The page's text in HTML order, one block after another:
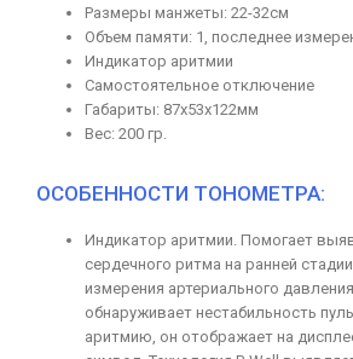
Размеры манжеты: 22-32см
Объем памяти: 1, последнее
Индикатор аритмии
Самостоятельное отключение
Габариты: 87х53х122мм
Вес: 200 гр.
ОСОБЕННОСТИ ТОНОМЕТРА:
Индикатор аритмии. Помогает
сердечного ритма на ранней
измерения артериального
обнаруживает нестабильность
аритмию, он отображает на